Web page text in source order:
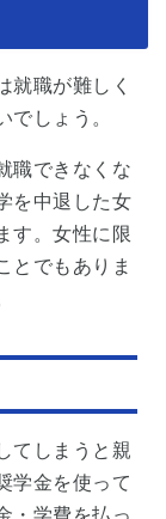
就職が難しく
でしょう。
職できなくな
を中退した女
す。女性に限
とでもありま
てしまうと親
学金を使って
・学費を払っ